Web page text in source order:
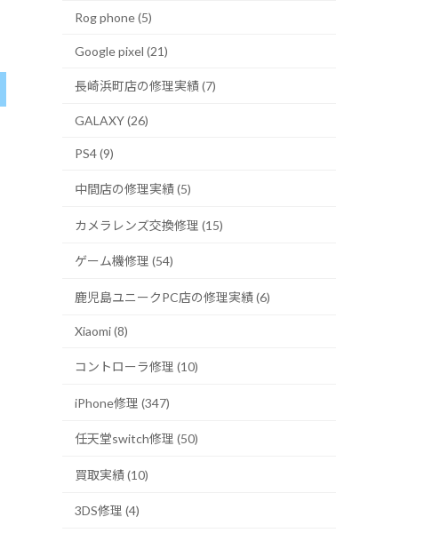
Rog phone (5)
Google pixel (21)
長崎浜町店の修理実績 (7)
GALAXY (26)
PS4 (9)
中間店の修理実績 (5)
カメラレンズ交換修理 (15)
ゲーム機修理 (54)
鹿児島ユニークPC店の修理実績 (6)
Xiaomi (8)
コントローラ修理 (10)
iPhone修理 (347)
任天堂switch修理 (50)
買取実績 (10)
3DS修理 (4)